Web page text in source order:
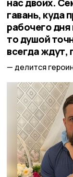
гавань, куда
рабочего
то душой
всегда ждут,
делится